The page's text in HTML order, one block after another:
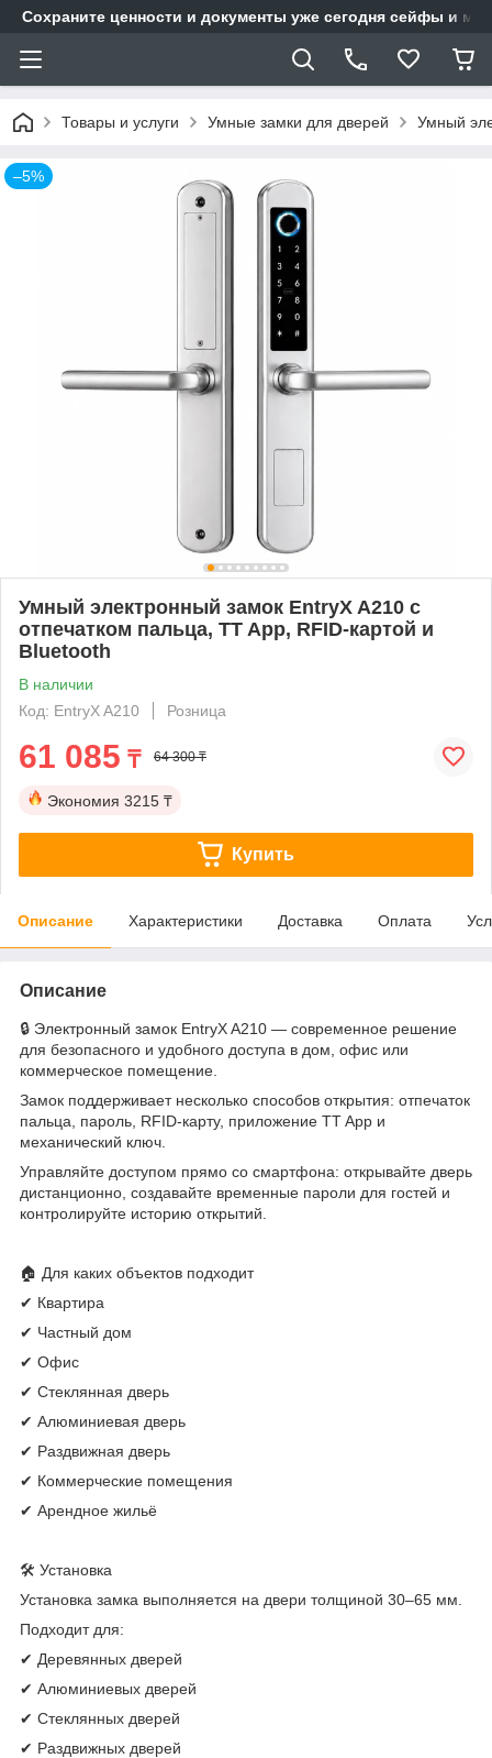
Сохраните ценности и документы уже сегодня сейфы и
Товары и услуги Умные замки для дверей Умный
–5%
Умный электронный замок EntryX A210 с
отпечатком пальца, TT App, RFID-картой и
Bluetooth
В наличии
Код: EntryX A210
Розница
61 085 ₸ 64 300 ₸
Экономия 3215 ₸
Купить
Описание Характеристики Доставка Оплата
Описание
🔒 Электронный замок EntryX A210 — современное решение
для безопасного и удобного доступа в дом, офис или
коммерческое помещение.
Замок поддерживает несколько способов открытия: отпечаток
пальца, пароль, RFID-карту, приложение TT App и
механический ключ.
Управляйте доступом прямо со смартфона: открывайте дверь
дистанционно, создавайте временные пароли для гостей и
контролируйте историю открытий.
🏠 Для каких объектов подходит
✔ Квартира
✔ Частный дом
✔ Офис
✔ Стеклянная дверь
✔ Алюминиевая дверь
✔ Раздвижная дверь
✔ Коммерческие помещения
✔ Арендное жильё
🛠 Установка
Установка замка выполняется на двери толщиной 30–65 мм.
Подходит для:
✔ Деревянных дверей
✔ Алюминиевых дверей
✔ Стеклянных дверей
✔ Раздвижных дверей